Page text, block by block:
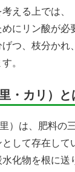
える上では、
にリン酸が必
つ、枝分かれ
。
・カリ）と
）は、肥料の
して存在して
化物を根に送